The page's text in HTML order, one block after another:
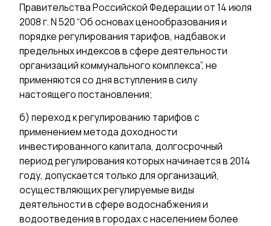
Правительства Российской Федерации от 14 июля
2008 г. N 520 “Об основах ценообразования и
порядке регулирования тарифов, надбавок и
предельных индексов в сфере деятельности
организаций коммунального комплекса”, не
применяются со дня вступления в силу
настоящего постановления;
б) переход к регулированию тарифов с
применением метода доходности
инвестированного капитала, долгосрочный
период регулирования которых начинается в 2014
году, допускается только для организаций,
осуществляющих регулируемые виды
деятельности в сфере водоснабжения и
водоотведения в городах с населением более